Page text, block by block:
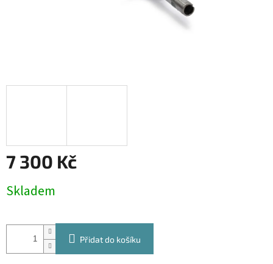
7 300 Kč
cena:
Skladem
Přidat do košíku